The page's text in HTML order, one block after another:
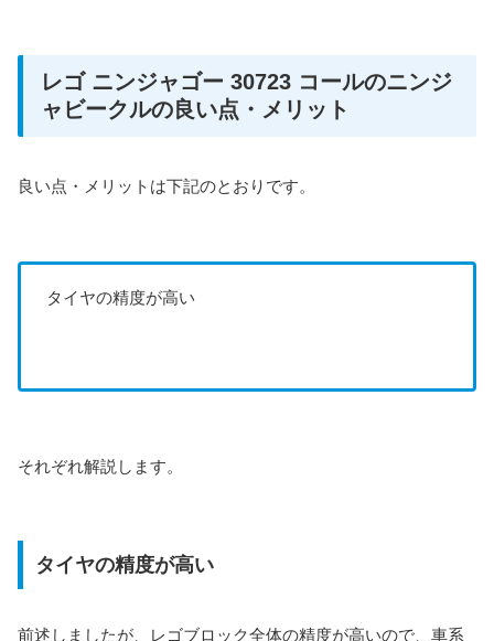
レゴ ニンジャゴー 30723 コールのニンジ
ャビークルの良い点・メリット
良い点・メリットは下記のとおりです。
タイヤの精度が高い
それぞれ解説します。
タイヤの精度が高い
前述しましたが、レゴブロック全体の精度が高いので、車系